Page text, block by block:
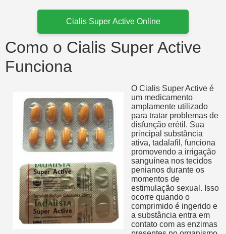
Cialis Super Active Online
Como o Cialis Super Active
Funciona
O Cialis Super Active é
um medicamento
amplamente utilizado
para tratar problemas de
disfunção erétil. Sua
principal substância
ativa, tadalafil, funciona
promovendo a irrigação
sanguínea nos tecidos
penianos durante os
momentos de
estimulação sexual. Isso
ocorre quando o
comprimido é ingerido e
a substância entra em
contato com as enzimas